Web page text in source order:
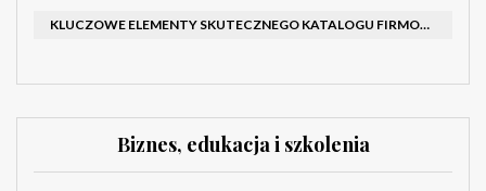
KLUCZOWE ELEMENTY SKUTECZNEGO KATALOGU FIRMOWEGO I BROSZURY
Biznes, edukacja i szkolenia